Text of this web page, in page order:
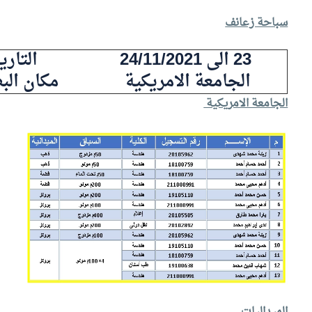
سباحة زعانف
23 الى 24/11/2021
الجامعة الامريكية مكان
الجامعة الامريكية